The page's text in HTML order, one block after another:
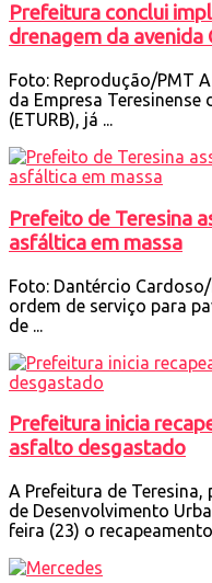
Prefeitura conclui
drenagem da avenida
Foto: Reprodução/PMT
da Empresa Teresinense
(ETURB), já ...
Prefeito de Teresina
asfáltica em massa
Foto: Dantércio
ordem de serviço para
de ...
Prefeitura inicia
asfalto desgastado
A Prefeitura de Teresina,
de Desenvolvimento
feira (23) o